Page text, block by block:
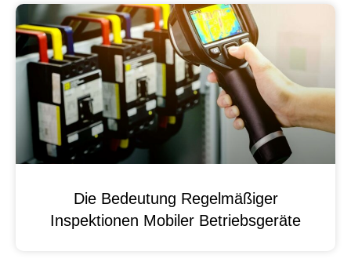
Die Bedeutung Regelmäßiger
Inspektionen Mobiler Betriebsgeräte